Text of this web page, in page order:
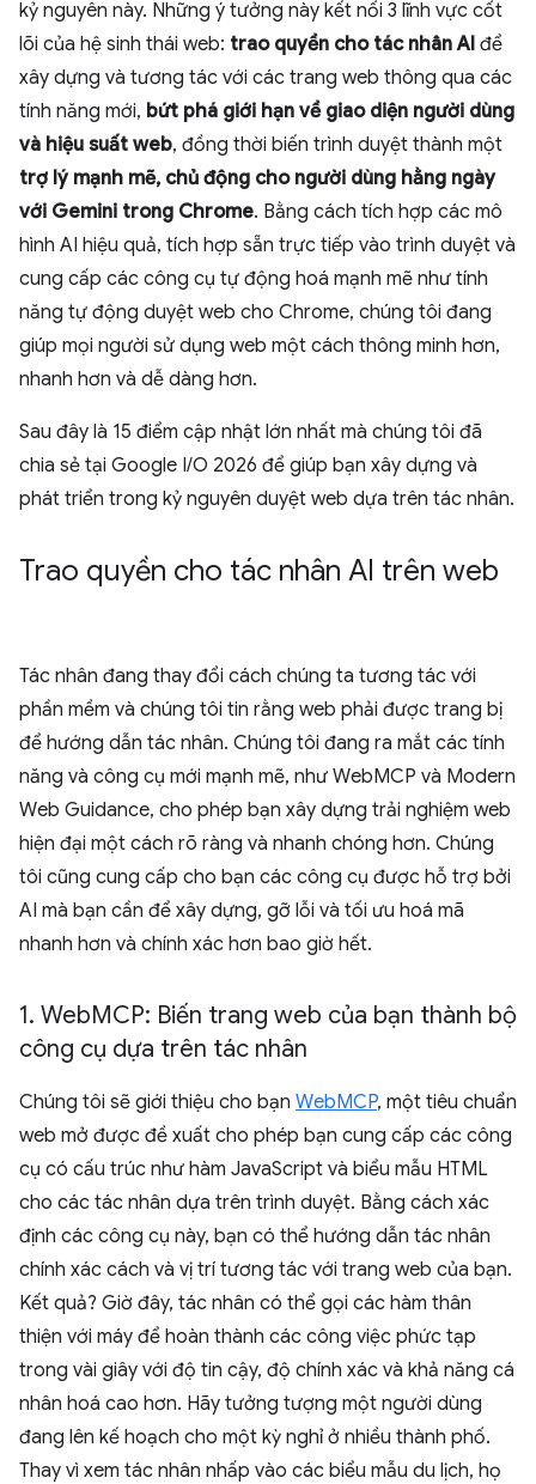
kỷ nguyên này. Những ý tưởng này kết nối 3 lĩnh vực cốt
lõi của hệ sinh thái web: trao quyền cho tác nhân AI để
xây dựng và tương tác với các trang web thông qua các
tính năng mới, bứt phá giới hạn về giao diện người dùng
và hiệu suất web, đồng thời biến trình duyệt thành một
trợ lý mạnh mẽ, chủ động cho người dùng hằng ngày
với Gemini trong Chrome. Bằng cách tích hợp các mô
hình AI hiệu quả, tích hợp sẵn trực tiếp vào trình duyệt và
cung cấp các công cụ tự động hoá mạnh mẽ như tính
năng tự động duyệt web cho Chrome, chúng tôi đang
giúp mọi người sử dụng web một cách thông minh hơn,
nhanh hơn và dễ dàng hơn.
Sau đây là 15 điểm cập nhật lớn nhất mà chúng tôi đã
chia sẻ tại Google I/O 2026 để giúp bạn xây dựng và
phát triển trong kỷ nguyên duyệt web dựa trên tác nhân.
Trao quyền cho tác nhân AI trên web
Tác nhân đang thay đổi cách chúng ta tương tác với
phần mềm và chúng tôi tin rằng web phải được trang bị
để hướng dẫn tác nhân. Chúng tôi đang ra mắt các tính
năng và công cụ mới mạnh mẽ, như WebMCP và Modern
Web Guidance, cho phép bạn xây dựng trải nghiệm web
hiện đại một cách rõ ràng và nhanh chóng hơn. Chúng
tôi cũng cung cấp cho bạn các công cụ được hỗ trợ bởi
AI mà bạn cần để xây dựng, gỡ lỗi và tối ưu hoá mã
nhanh hơn và chính xác hơn bao giờ hết.
1. WebMCP: Biến trang web của bạn thành bộ
công cụ dựa trên tác nhân
Chúng tôi sẽ giới thiệu cho bạn WebMCP, một tiêu chuẩn
web mở được đề xuất cho phép bạn cung cấp các công
cụ có cấu trúc như hàm JavaScript và biểu mẫu HTML
cho các tác nhân dựa trên trình duyệt. Bằng cách xác
định các công cụ này, bạn có thể hướng dẫn tác nhân
chính xác cách và vị trí tương tác với trang web của bạn.
Kết quả? Giờ đây, tác nhân có thể gọi các hàm thân
thiện với máy để hoàn thành các công việc phức tạp
trong vài giây với độ tin cậy, độ chính xác và khả năng cá
nhân hoá cao hơn. Hãy tưởng tượng một người dùng
đang lên kế hoạch cho một kỳ nghỉ ở nhiều thành phố.
Thay vì xem tác nhân nhấp vào các biểu mẫu du lịch, họ